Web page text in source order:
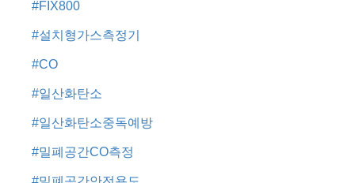
#FIX800
#설치형가스측정기
#CO
#일산화탄소
#일산화탄소중독예방
#밀폐공간CO측정